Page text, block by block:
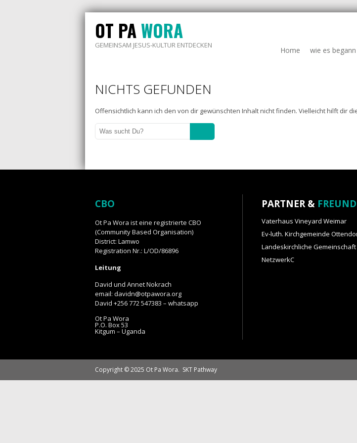
OT PAWORA
GEMEINSAM JESUS-KULTUR ENTDECKEN
Home wie es begann
NICHTS GEFUNDEN
Offensichtlich kann ich den von dir gewünschten Inhalt nicht finden. Vielleicht hilft dir
CBO
Ot Pa Wora ist eine registrierte CBO
(Community Based Organisation)
District: Lamwo
Registration Nr.: L/OD/86896
Leitung
David und Annet Nokrach
email: davidn@otpawora.org
David +256 772 547383 – whatsapp
Ot Pa Wora
P.O. Box 53
Kitgum – Uganda
PARTNER &
Vaterhaus Vineyard Weimar
Ev-luth. Kirchgemeinde
Landeskirchliche
NetzwerkC
Copyright © 2025 Ot Pa Wora. SKT Pathway